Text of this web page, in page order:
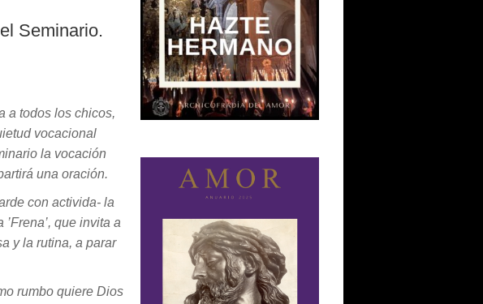
Seminario.
a todos los chicos,
vocacional
la vocación
una oración.
con activida- la
que invita a
y la rutina, a parar
rumbo quiere Dios